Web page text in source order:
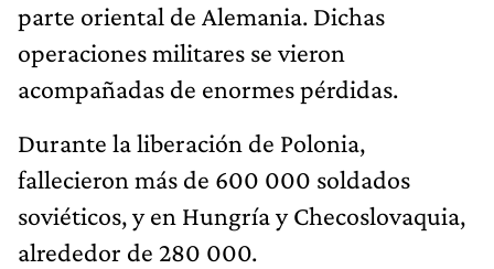
parte oriental de Alemania. Dichas
operaciones militares se vieron
acompañadas de enormes pérdidas.
Durante la liberación de Polonia,
fallecieron más de 600 000 soldados
soviéticos, y en Hungría y Checoslovaquia,
alrededor de 280 000.